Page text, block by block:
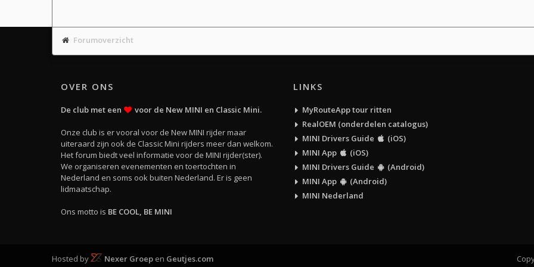
Forumoverzicht
OVER ONS
De club met een voor de New MINI en Classic Mini.
Onze club is er vooral voor de New MINI rijder maar
uiteraard zijn ook de Classic Mini rijders meer dan welkom.
Het forum biedt veel informatie voor de MINI rijder(ster).
We organiseren evenementen en toertochten in
Nederland en soms ook buiten Nederland. Er is geen
lidmaatschap.
Ons motto is BE COOL, BE MINI
LINKS
MyRouteApp tour ritten
RealOEM (onderdelen catalogus)
MINI Drivers Guide
(iOS)
MINI App
(iOS)
MINI Drivers Guide
(Android)
MINI App
(Android)
MINI Nederland
Hosted by Nexer Groep en Geutjes.com